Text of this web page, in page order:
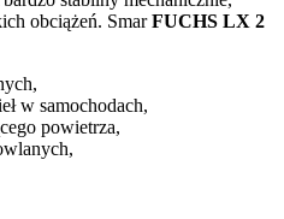
obciążeń. SmarFUCHS LX 2
w samochodach,
powietrza,